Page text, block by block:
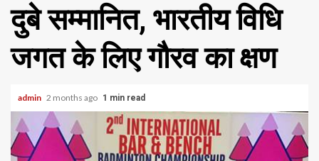
दुबे सम्मानित, भारतीय विधि
जगत के लिए गौरव का क्षण
admin 2 months ago 1 min read